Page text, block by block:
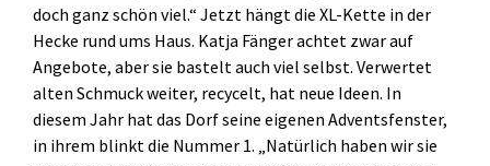
doch ganz schön viel.“ Jetzt hängt die XL-Kette in der
Hecke rund ums Haus. Katja Fänger achtet zwar auf
Angebote, aber sie bastelt auch viel selbst. Verwertet
alten Schmuck weiter, recycelt, hat neue Ideen. In
diesem Jahr hat das Dorf seine eigenen Adventsfenster,
in ihrem blinkt die Nummer 1. „Natürlich haben wir sie